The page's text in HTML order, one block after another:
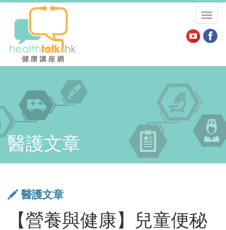
醫護文章
醫護文章
【營養與健康】兒童便秘